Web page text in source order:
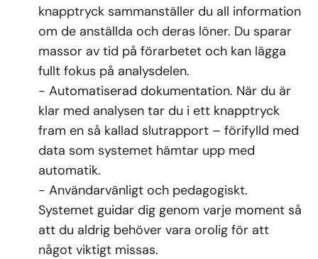
knapptryck sammanställer du all information
om de anställda och deras löner. Du sparar
massor av tid på förarbetet och kan lägga
fullt fokus på analysdelen.
- Automatiserad dokumentation. När du är
klar med analysen tar du i ett knapptryck
fram en så kallad slutrapport – förifylld med
data som systemet hämtar upp med
automatik.
- Användarvänligt och pedagogiskt.
Systemet guidar dig genom varje moment så
att du aldrig behöver vara orolig för att
något viktigt missas.